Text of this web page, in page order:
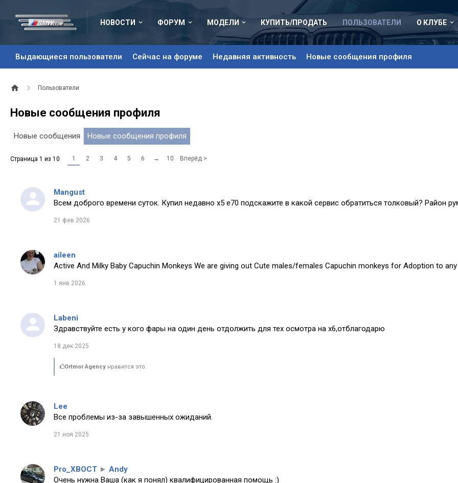
НОВОСТИ ФОРУМ МОДЕЛИ КУПИТЬ/ПРОДАТЬ ПОЛЬЗОВАТЕЛИ
Выдающиеся пользователи Сейчас на форуме Недавняя активность Новые сообщения профиля
О КЛУБЕ
Пользователи
Новые сообщения профиля
Новые сообщения Новые сообщения профиля
Страница 1 из 10 1 2 3 4 5 6 → 10 Вперёд >
Mangust
Всем доброго времени суток. Купил недавно х5 е70 подскажите в какой сервис обратиться толковый? Район
21 фев 2026
aileen
Active And Milky Baby Capuchin Monkeys We are giving out Cute males/females Capuchin monkeys for Adoption to
1 янв 2026
Labeni
Здравствуйте есть у кого фары на один день отдолжить для тех осмотра на х6,отблагодарю
18 дек 2025
Ortmor Agency нравится это.
Lee
Все проблемы из-за завышенных ожиданий.
21 ноя 2025
Pro_XBOCT ► Andy
Очень нужна Ваша (как я понял) квалифицированная помощь :)